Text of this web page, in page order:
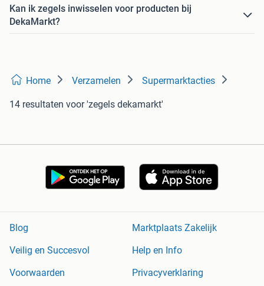
Kan ik zegels inwisselen voor producten bij
DekaMarkt?
Home Verzamelen Supermarktacties
14 resultaten voor 'zegels dekamarkt'
Blog
Marktplaats Zakelijk
Veilig en Succesvol
Help en Info
Voorwaarden
Privacyverklaring